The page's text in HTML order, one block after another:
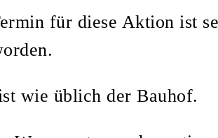
für diese Aktion ist
wie üblich der Bauhof.